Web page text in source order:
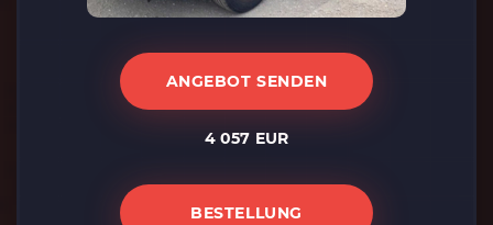
ANGEBOT SENDEN
4 057 EUR
BESTELLUNG